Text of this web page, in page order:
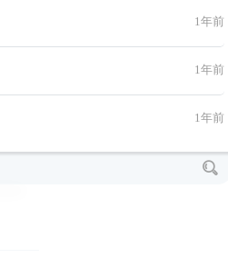
1年前
1年前
1年前